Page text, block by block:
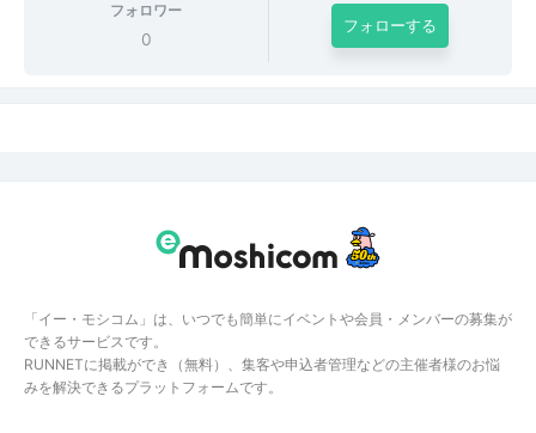
フォロワー
0
フォローする
「イー・モシコム」は、いつでも簡単にイベントや会員・メンバーの募集が
できるサービスです。
RUNNETに掲載ができ（無料）、集客や申込者管理などの主催者様のお悩
みを解決できるプラットフォームです。